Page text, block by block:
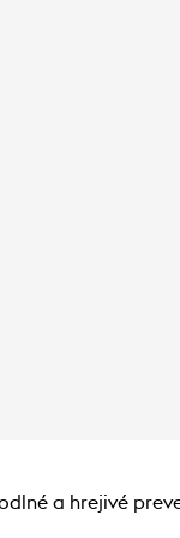
a hrejivé